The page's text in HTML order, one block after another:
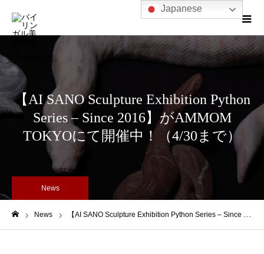
【AI SANO Sculpture Exhibition Python
Series – Since 2016】がAMMOM
TOKYOにて開催中！（4/30まで）
News
News 【AI SANO Sculpture Exhibition Python Series – Since 2016】がAMMOM TOKYOにて開催中！（4/30まで）
Japanese